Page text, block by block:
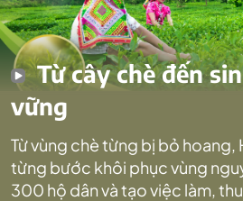
Từ cây chè đến
vững
Từ vùng chè từng bị bỏ hoang,
từng bước khôi phục vùng
300 hộ dân và tạo việc làm,